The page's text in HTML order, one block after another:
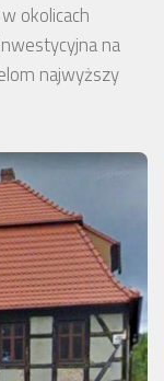
okolicach
na
najwyższy